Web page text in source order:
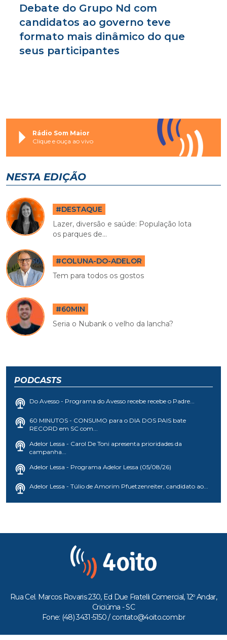
Debate do Grupo Nd com
candidatos ao governo teve
formato mais dinâmico do que
seus participantes
Rádio Som Maior
Clique e ouça ao vivo
NESTA EDIÇÃO
#DESTAQUE
Lazer, diversão e saúde: População lota
os parques de...
#COLUNA-DO-ADELOR
Tem para todos os gostos
#60MIN
Seria o Nubank o velho da lancha?
PODCASTS
Do Avesso - Programa do Avesso recebe recebe o Padre...
60 MINUTOS - CONSUMO para o DIA DOS PAIS bate
RECORD em SC com...
Adelor Lessa - Carol De Toni apresenta prioridades da
campanha...
Adelor Lessa - Programa Adelor Lessa (05/08/26)
Adelor Lessa - Túlio de Amorim Pfuetzenreiter, candidato ao...
Rua Cel. Marcos Rovaris 230, Ed Due Fratelli Comercial, 12º Andar,
Criciúma - SC
Fone: (48) 3431-5150 / contato@4oito.com.br